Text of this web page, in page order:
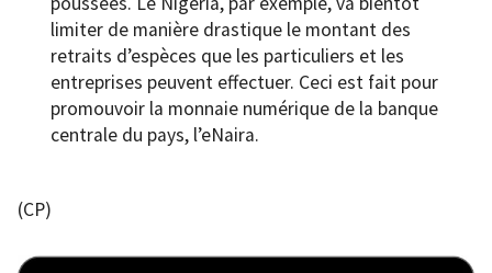
limiter de manière drastique le montant des
retraits d’espèces que les particuliers et les
entreprises peuvent effectuer. Ceci est fait pour
promouvoir la monnaie numérique de la banque
centrale du pays, l’eNaira.
(CP)